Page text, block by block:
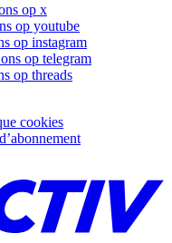
op x
op youtube
op instagram
op telegram
op threads
cookies